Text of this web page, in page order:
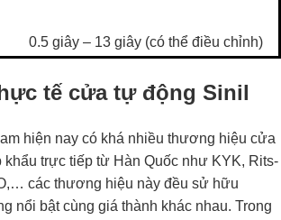
0.5 giây – 13 giây (có thể điều chỉnh)
tế cửa tự động Sinil
hiện nay có khá nhiều thương hiệu cửa
trực tiếp từ Hàn Quốc như KYK, Rits-
các thương hiệu này đều sử hữu
nổi bật cùng giá thành khác nhau. Trong